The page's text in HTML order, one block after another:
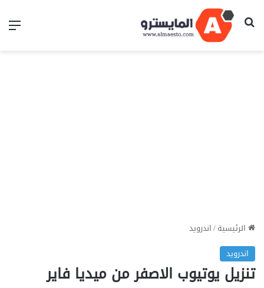
بحث عن
الرئيسية/اندرويد
اندرويد
تنزيل يوتيوب الاصفر من ميديا فاير